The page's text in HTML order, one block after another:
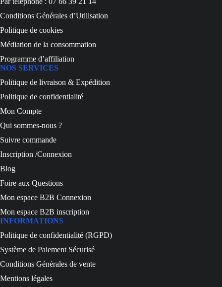
Conditions Générales d’Utilisation
Politique de cookies
Médiation de la consommation
Programme d’affiliation
NOS SERVICES
Politique de livraison & Expédition
Politique de confidentialité
Mon Compte
Qui sommes-nous ?
Suivre commande
Inscription /Connexion
Blog
Foire aux Questions
Mon espace B2B Connexion
Mon espace B2B inscription
INFORMATIONS
Politique de confidentialité (RGPD)
Système de Paiement Sécurisé
Conditions Générales de vente
Mentions légales